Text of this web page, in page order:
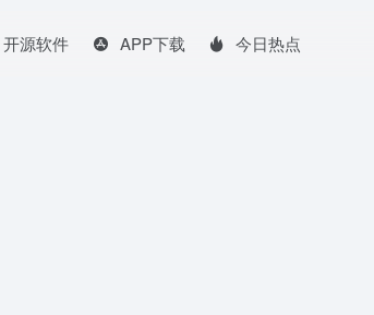
开源软件 APP下载 今日热点